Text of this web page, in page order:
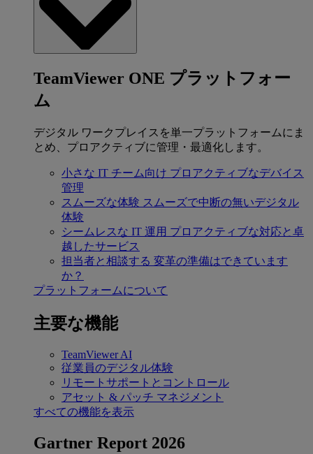
TeamViewer ONE プラットフォー
ム
デジタル ワークプレイスを単一プラットフォームにま
とめ、プロアクティブに管理・最適化します。
小さな IT チーム向け プロアクティブなデバイス
管理
スムーズな体験 スムーズで中断の無いデジタル
体験
シームレスな IT 運用 プロアクティブな対応と卓
越したサービス
担当者と相談する 変革の準備はできています
か？
プラットフォームについて
主要な機能
TeamViewer AI
従業員のデジタル体験
リモートサポートとコントロール
アセット & パッチ マネジメント
すべての機能を表示
Gartner Report 2026